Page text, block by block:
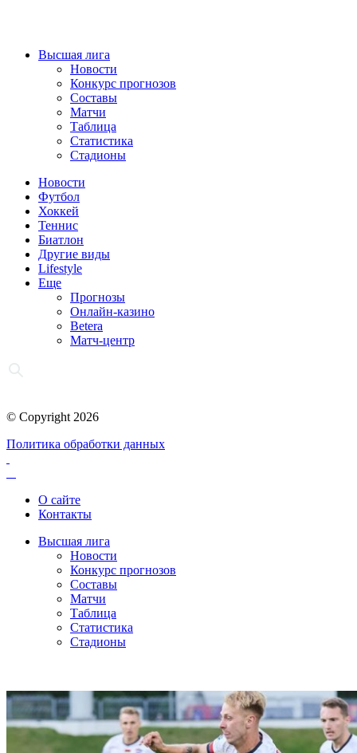
Высшая лига
Новости
Конкурс прогнозов
Составы
Матчи
Таблица
Статистика
Стадионы
Новости
Футбол
Хоккей
Теннис
Биатлон
Другие виды
Lifestyle
Еще
Прогнозы
Онлайн-казино
Betera
Матч-центр
© Copyright 2026
Политика обработки данных
О сайте
Контакты
Высшая лига
Новости
Конкурс прогнозов
Составы
Матчи
Таблица
Статистика
Стадионы